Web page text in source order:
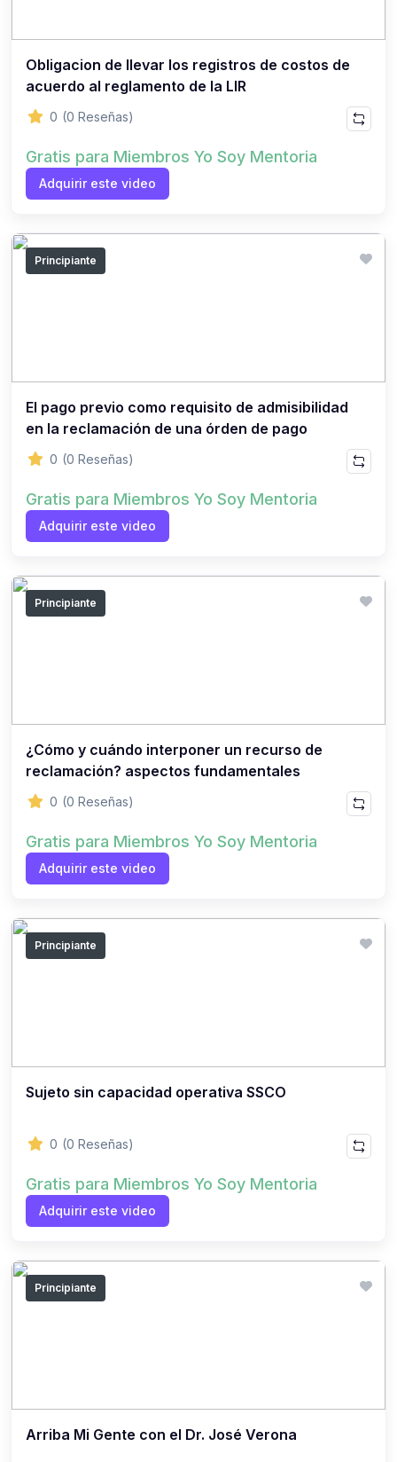
Obligacion de llevar los registros de costos de
acuerdo al reglamento de la LIR
0 (0 Reseñas)
Gratis para Miembros Yo Soy Mentoria
Adquirir este video
Principiante
El pago previo como requisito de admisibilidad
en la reclamación de una órden de pago
0 (0 Reseñas)
Gratis para Miembros Yo Soy Mentoria
Adquirir este video
Principiante
¿Cómo y cuándo interponer un recurso de
reclamación? aspectos fundamentales
0 (0 Reseñas)
Gratis para Miembros Yo Soy Mentoria
Adquirir este video
Principiante
Sujeto sin capacidad operativa SSCO
0 (0 Reseñas)
Gratis para Miembros Yo Soy Mentoria
Adquirir este video
Principiante
Arriba Mi Gente con el Dr. José Verona